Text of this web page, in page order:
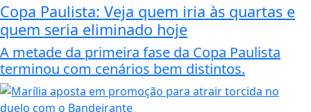
Copa Paulista: Veja quem iria às quartas e
quem seria eliminado hoje
A metade da primeira fase da Copa Paulista
terminou com cenários bem distintos.